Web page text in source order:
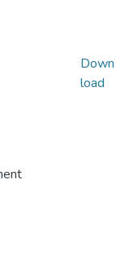
Down
load